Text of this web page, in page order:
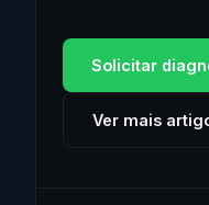
Solicitar
Ver mais